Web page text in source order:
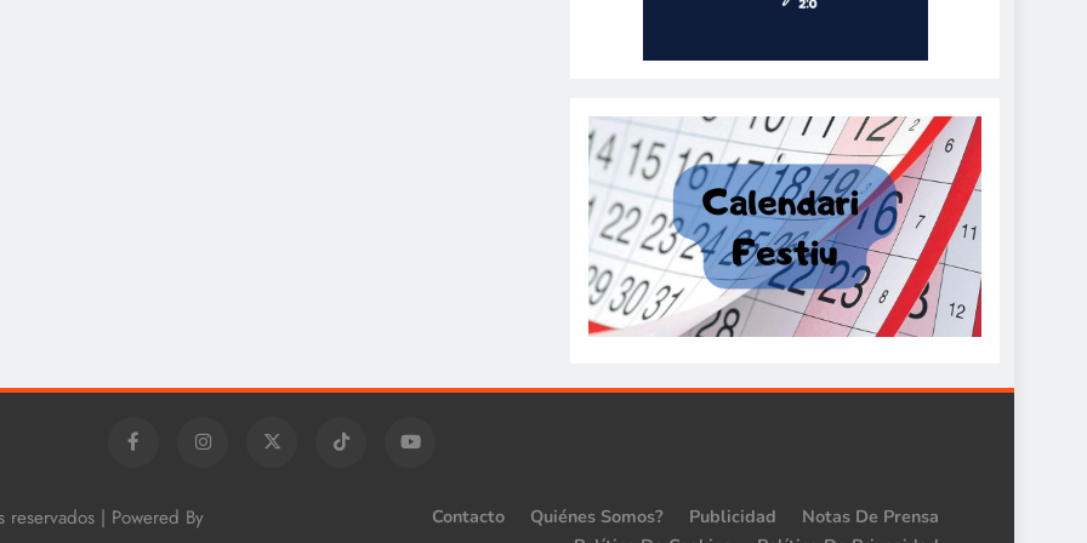
| Powered By Contacto Quiénes Somos? Publicidad
Notas De Prensa